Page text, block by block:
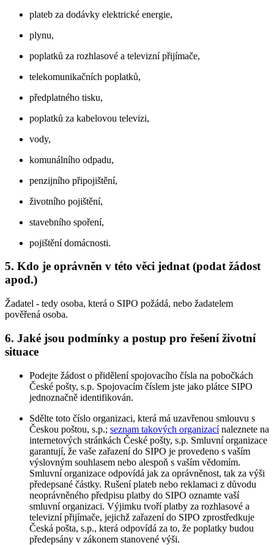
plateb za dodávky elektrické energie,
plynu,
poplatků za rozhlasové a televizní přijímače,
telekomunikačních poplatků,
předplatného tisku,
poplatků za kabelovou televizi,
vody,
komunálního odpadu,
penzijního připojištění,
životního pojištění,
stavebního spoření,
pojištění domácnosti.
5. Kdo je oprávněn v této věci jednat (podat žádost
apod.)
Žadatel - tedy osoba, která o SIPO požádá, nebo žadatelem
pověřená osoba.
6. Jaké jsou podmínky a postup pro řešení životní
situace
Podejte žádost o přidělení spojovacího čísla na pobočkách
České pošty, s.p. Spojovacím číslem jste jako plátce SIPO
jednoznačně identifikován.
Sdělte toto číslo organizaci, která má uzavřenou smlouvu s
Českou poštou, s.p.; seznam takových organizacínaleznete na
internetových stránkách České pošty, s.p. Smluvní organizace
garantují, že vaše zařazení do SIPO je provedeno s vaším
výslovným souhlasem nebo alespoň s vaším vědomím.
Smluvní organizace odpovídá jak za oprávněnost, tak za výši
předepsané částky. Rušení plateb nebo reklamaci z důvodu
neoprávněného předpisu platby do SIPO oznamte vaší
smluvní organizaci. Výjimku tvoří platby za rozhlasové a
televizní přijímače, jejichž zařazení do SIPO zprostředkuje
Česká pošta, s.p., která odpovídá za to, že poplatky budou
předepsány v zákonem stanovené výši.